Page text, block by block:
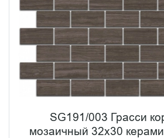
SG191/003 Грасси
мозаичный 32x30